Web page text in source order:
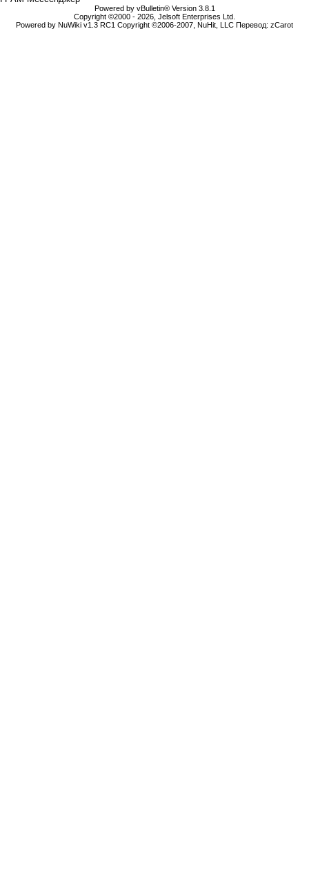
Powered by vBulletin® Version 3.8.1
Copyright ©2000 - 2026, Jelsoft Enterprises Ltd.
Powered by NuWiki v1.3 RC1 Copyright ©2006-2007, NuHit, LLC Перевод: zCarot